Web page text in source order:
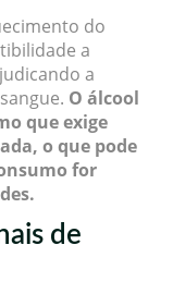
do
a
a
O álcool
que exige
o que pode
for
de